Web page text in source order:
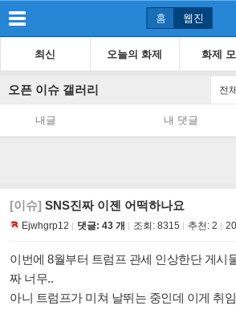
홈 웹진
최신 오늘의 화제 화제
오픈 이슈 갤러리 전
내글 내 댓글
[이슈] SNS진짜 이젠 어떡하나요
Ejwhgrp12 댓글: 43 개 조회: 8315 추천: 2
이번에 8월부터 트럼프 관세 인상한단 게시
짜 너무..
아니 트럼프가 미쳐 날뛰는 중인데 이게 취